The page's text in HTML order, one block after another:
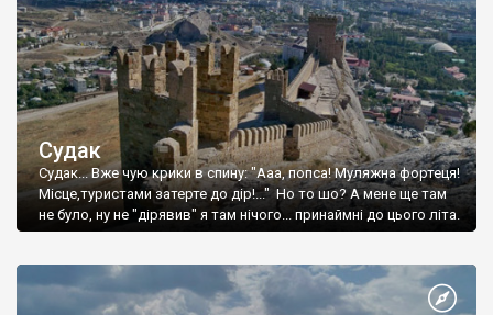
Судак
Судак... Вже чую крики в спину: "Ааа, попса! Муляжна фортеця!
Місце,туристами затерте до дір!..." Но то шо? А мене ще там
не було, ну не "дірявив" я там нічого... принаймні до цього літа.